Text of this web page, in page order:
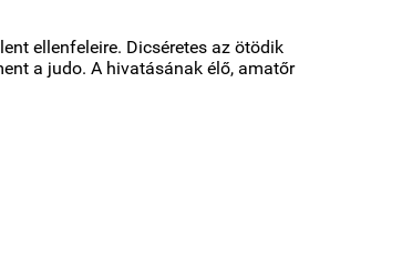
ellenfeleire. Dicséretes az ötödik
a judo. A hivatásának élő, amatőr